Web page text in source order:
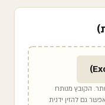
הקובץ מנותח
גם להזין ידנית